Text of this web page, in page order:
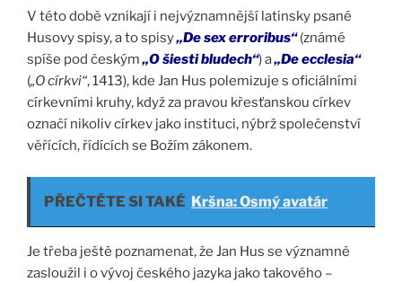
V této době vznikají i nejvýznamnější latinsky psané
Husovy spisy, a to spisy„De sex erroribus“ (známé
spíše pod českým„O šiesti bludech“) a„De ecclesia“
(„O církvi“, 1413), kde Jan Hus polemizuje s oficiálními
církevními kruhy, když za pravou křesťanskou církev
označí nikoliv církev jako instituci, nýbrž společenství
věřících, řídících se Božím zákonem.
PŘEČTĚTE SI TAKÉ Kršna: Osmý avatár
Je třeba ještě poznamenat, že Jan Hus se významně
zasloužil i o vývoj českého jazyka jako takového –